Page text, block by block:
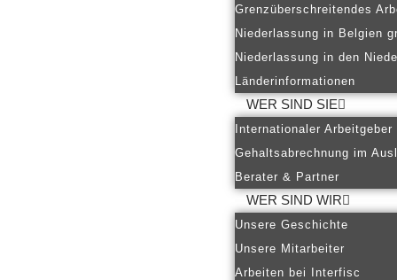
Grenzüberschreitendes
Niederlassung in Belgien
Niederlassung in den
Länderinformationen
WER SIND SIE
Internationaler Arbeitgeber
Gehaltsabrechnung im
Berater & Partner
WER SIND WIR
Unsere Geschichte
Unsere Mitarbeiter
Arbeiten bei Interfisc